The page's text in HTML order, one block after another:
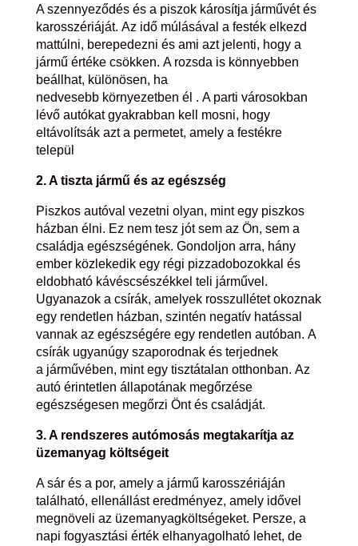
A szennyeződés és a piszok károsítja járművét és
karosszériáját. Az idő múlásával a festék elkezd
mattúlni, berepedezni és ami azt jelenti, hogy a
jármű értéke csökken. A rozsda is könnyebben
beállhat, különösen, ha
nedvesebb környezetben él . A parti városokban
lévő autókat gyakrabban kell mosni, hogy
eltávolítsák azt a permetet, amely a festékre
települ
2. A tiszta jármű és az egészség
Piszkos autóval vezetni olyan, mint egy piszkos
házban élni. Ez nem tesz jót sem az Ön, sem a
családja egészségének. Gondoljon arra, hány
ember közlekedik egy régi pizzadobozokkal és
eldobható kávéscsészékkel teli járművel.
Ugyanazok a csírák, amelyek rosszullétet okoznak
egy rendetlen házban, szintén negatív hatással
vannak az egészségére egy rendetlen autóban. A
csírák ugyanúgy szaporodnak és terjednek
a járművében, mint egy tisztátalan otthonban. Az
autó érintetlen állapotának megőrzése
egészségesen megőrzi Önt és családját.
3. A rendszeres autómosás megtakarítja az
üzemanyag költségeit
A sár és a por, amely a jármű karosszériáján
található, ellenállást eredményez, amely idővel
megnöveli az üzemanyagköltségeket. Persze, a
napi fogyasztási érték elhanyagolható lehet, de